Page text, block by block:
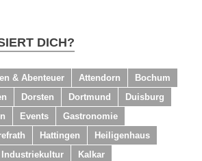
DICH?
& Abenteuer Attendorn
Bochum
Dorsten Dortmund
Duisburg
Events
Gastronomie
Hattingen
Heiligenhaus
Industriekultur
Kalkar